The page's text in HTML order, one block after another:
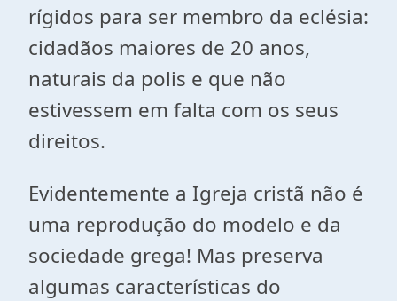
rígidos para ser membro da eclésia:
cidadãos maiores de 20 anos,
naturais da polis e que não
estivessem em falta com os seus
direitos.
Evidentemente a Igreja cristã não é
uma reprodução do modelo e da
sociedade grega! Mas preserva
algumas características do